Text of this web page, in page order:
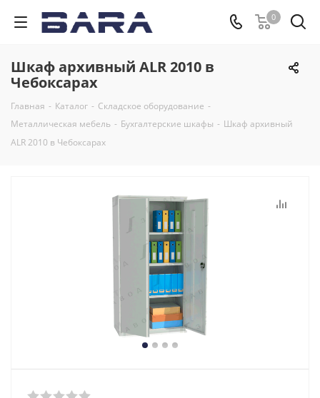
0
Шкаф архивный ALR 2010 в
Чебоксарах
Главная - Каталог - Складское оборудование -
Металлическая мебель - Бухгалтерские шкафы - Шкаф архивный
ALR 2010 в Чебоксарах